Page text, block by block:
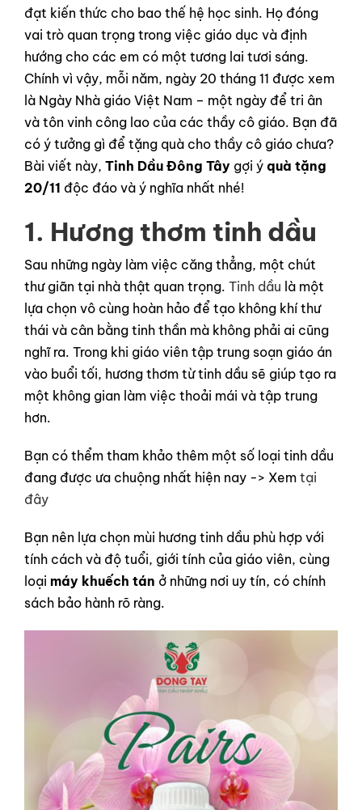
đạt kiến thức cho bao thế hệ học sinh. Họ đóng
vai trò quan trọng trong việc giáo dục và định
hướng cho các em có một tương lai tươi sáng.
Chính vì vậy, mỗi năm, ngày 20 tháng 11 được xem
là Ngày Nhà giáo Việt Nam – một ngày để tri ân
và tôn vinh công lao của các thầy cô giáo. Bạn đã
có ý tưởng gì để tặng quà cho thầy cô giáo chưa?
Bài viết này, Tinh Dầu Đông Tây gợi ý quà tặng
20/11 độc đáo và ý nghĩa nhất nhé!
1. Hương thơm tinh dầu
Sau những ngày làm việc căng thẳng, một chút
thư giãn tại nhà thật quan trọng. Tinh dầu là một
lựa chọn vô cùng hoàn hảo để tạo không khí thư
thái và cân bằng tinh thần mà không phải ai cũng
nghĩ ra. Trong khi giáo viên tập trung soạn giáo án
vào buổi tối, hương thơm từ tinh dầu sẽ giúp tạo ra
một không gian làm việc thoải mái và tập trung
hơn.
Bạn có thểm tham khảo thêm một số loại tinh dầu
đang được ưa chuộng nhất hiện nay -> Xem tại
đây
Bạn nên lựa chọn mùi hương tinh dầu phù hợp với
tính cách và độ tuổi, giới tính của giáo viên, cùng
loại máy khuếch tán ở những nơi uy tín, có chính
sách bảo hành rõ ràng.